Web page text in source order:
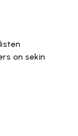
on sekin